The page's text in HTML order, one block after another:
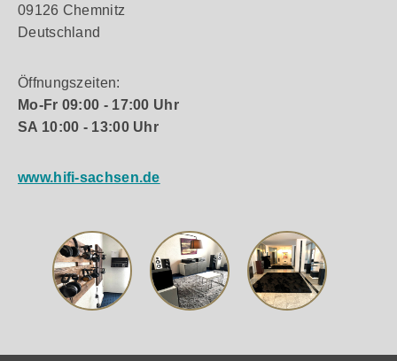
09126 Chemnitz
Deutschland
Öffnungszeiten:
Mo-Fr 09:00 - 17:00 Uhr
SA 10:00 - 13:00 Uhr
www.hifi-sachsen.de